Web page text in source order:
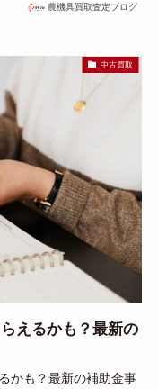
農機具買取査定ブログ
中古買取
えるかも？最新の
かも？最新の補助金事